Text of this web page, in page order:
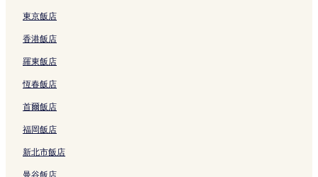
出雲玉作史跡公園附近的飯店
須佐神社附近的飯店
子浦海水浴場附近的飯店
東京飯店
香港飯店
羅東飯店
恆春飯店
首爾飯店
福岡飯店
新北市飯店
曼谷飯店